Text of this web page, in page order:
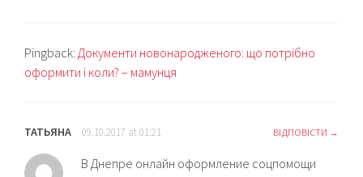
Pingback: Документи новонародженого: що потрібно
оформити і коли? – мамунця
ТАТЬЯНА 09.10.2017 at 01:21 ВІДПОВІСТИ
В Днепре онлайн оформление соцпомощи